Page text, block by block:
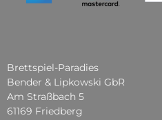
Brettspiel-Paradies
Bender & Lipkowski GbR
Am Straßbach 5
61169 Friedberg